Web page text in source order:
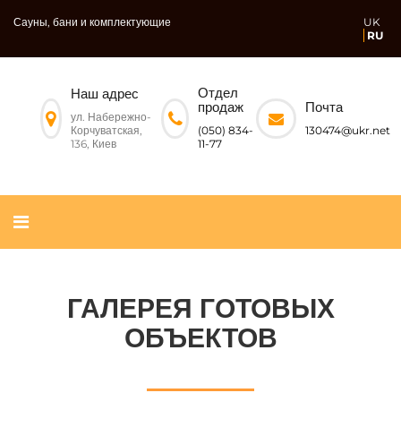
Сауны, бани и комплектующие
UK
RU
Наш адрес
ул. Набережно-
Корчуватская,
136, Киев
Отдел
продаж
(050) 834-
11-77
Почта
130474@ukr.net
ГАЛЕРЕЯ ГОТОВЫХ
ОБЪЕКТОВ